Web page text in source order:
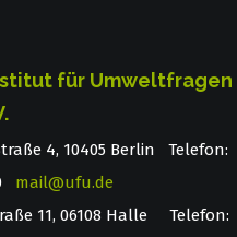
für Umweltfragen
4, 10405 Berlin Telefon:
mail@ufu.de
11, 06108 Halle Telefon: